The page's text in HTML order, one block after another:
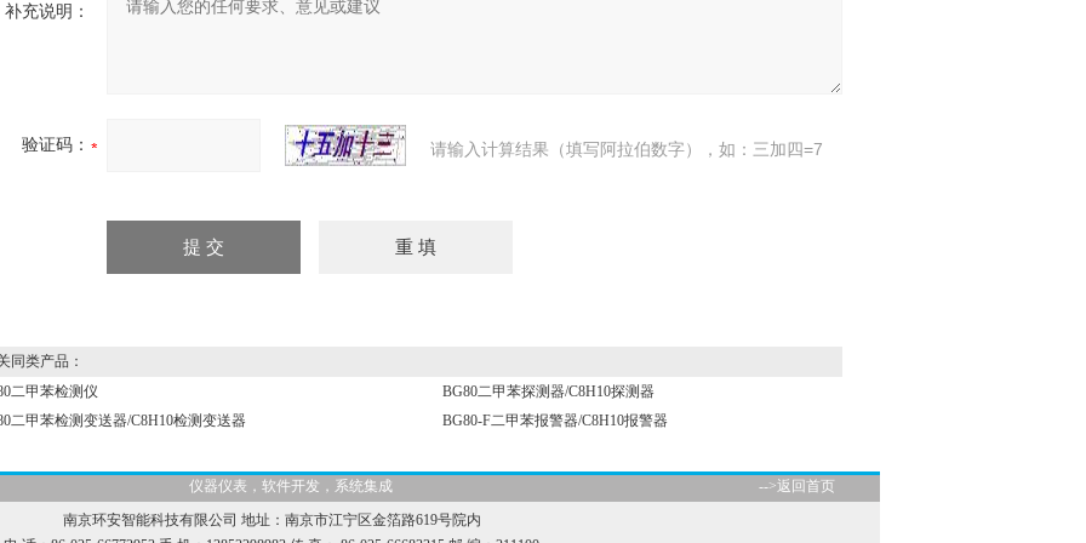
补充说明：
验证码： 请输入计算结果（填写阿拉伯数字），如：三加四=7
同类产品：
二甲苯检测仪
BG80二甲苯探测器/C8H10探测器
二甲苯检测变送器/C8H10检测变送器
BG80-F二甲苯报警器/C8H10报警器
仪器仪表，软件开发，系统集成
-->返回首页
南京环安智能科技有限公司 地址：南京市江宁区金箔路619号院内